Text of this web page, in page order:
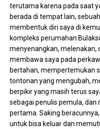
terutama karena pada saat
berada di tempat lain,
membentuk diri saya di
kompleks perumahan
menyenangkan,
membawa saya pada
bertahan, mempertemukan
tontonan yang mengubah,
berpikir yang masih terus
sebagai penulis pemula,
pertama. Saking
untuk bisa keluar dan